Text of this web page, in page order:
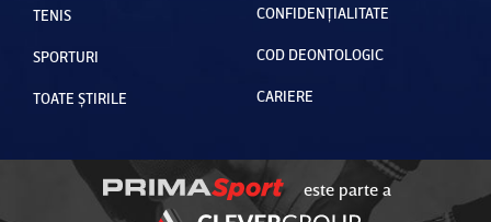
TENIS
SPORTURI
TOATE ȘTIRILE
CONFIDENȚIALITATE
COD DEONTOLOGIC
CARIERE
este parte a